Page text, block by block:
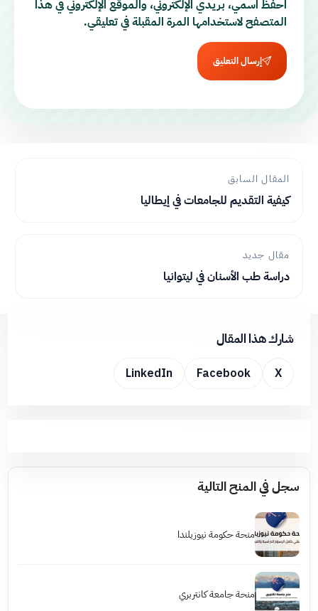
احفظ اسمي، بريدي الإلكتروني، والموقع الإلكتروني في هذا
المتصفح لاستخدامها المرة المقبلة في تعليقي.
إرسال التعليق
المقال السابق
كيفية التقديم للجامعات في إيطاليا
مقال جديد
دراسة طب الأسنان في ليتوانيا
شارك هذا المقال
X
Facebook
LinkedIn
سجل في المنح التالية
منحة حكومة نيوزيلندا
منحة جامعة كانتربري